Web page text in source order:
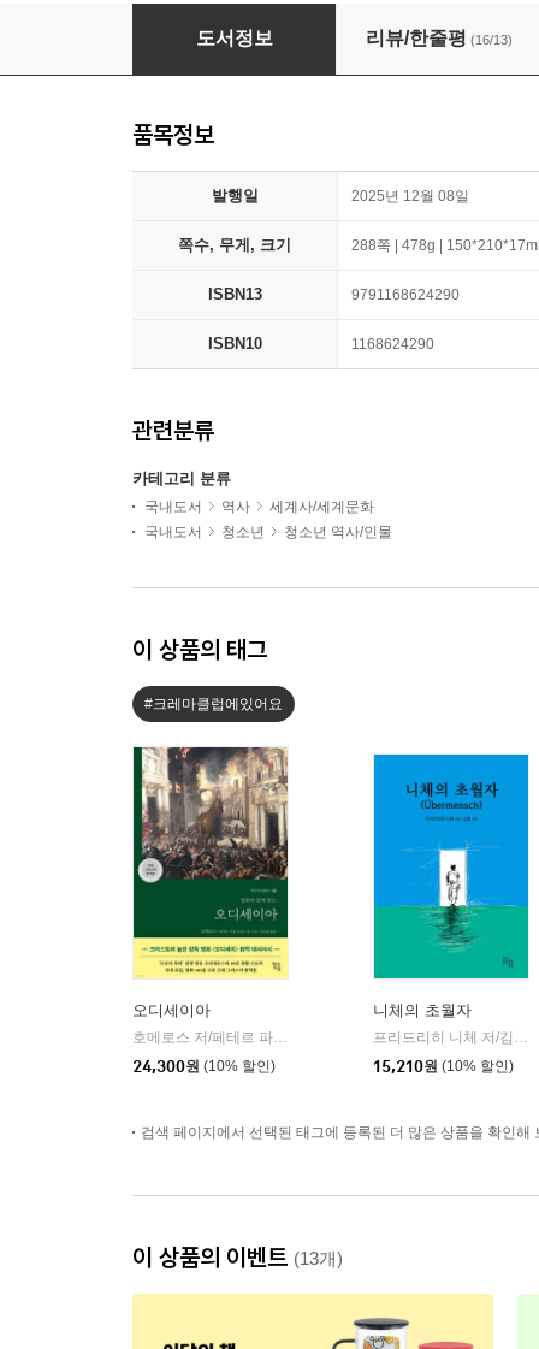
12가지 패턴으로 이해할 수 있는 더 이상 잊어
도서정보 리뷰/한줄평 (16/13)
품목정보
발행일 2025년 12월 08일
쪽수, 무게, 크기 288쪽 | 478g |
ISBN13 9791168624290
ISBN10 1168624290
관련분류
카테고리 분류
국내도서 역사
세계사/세계문화
국내도서
청소년 청소년 역사/인물
이 상품의 태그
#크레마클럽에있어요
오디세이아
호메로스 저/페테르 파울 루벤스 그림/박문재 역 |
현대지성
24,300원 (10% 할인)
니체의 초월자
프리드리히 니체 저/김철 편역
15,210원 (10% 할인)
검색 페이지에서 선택된 태그에 등록된 더 많은 상품을 확인해
이 상품의 이벤트 (13개)